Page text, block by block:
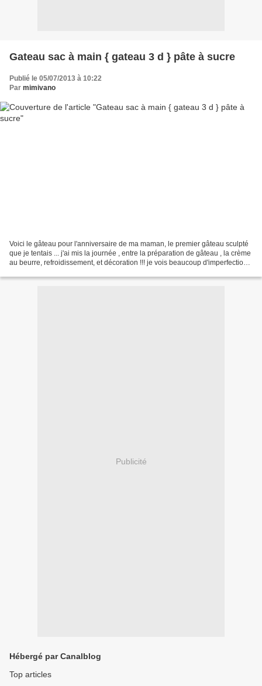
Gateau sac à main { gateau 3 d } pâte à sucre
Publié le 05/07/2013 à 10:22
Par mimivano
Voici le gâteau pour l'anniversaire de ma maman, le premier gâteau sculpté
que je tentais ... j'ai mis la journée , entre la préparation de gâteau , la crème
au beurre, refroidissement, et décoration !!! je vois beaucoup d'imperfections
Publicité
Hébergé par Canalblog
Top articles